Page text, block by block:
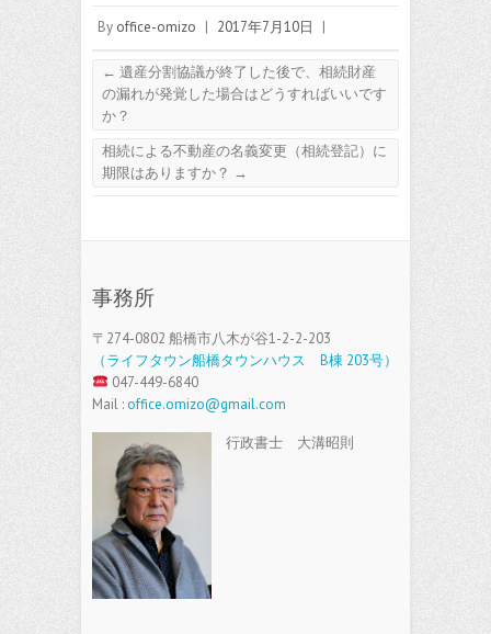
By office-omizo | 2017年7月10日 |
← 遺産分割協議が終了した後で、相続財産
の漏れが発覚した場合はどうすればいいです
か？
相続による不動産の名義変更（相続登記）に
期限はありますか？ →
事務所
〒274-0802 船橋市八木が谷1-2-2-203
（ライフタウン船橋タウンハウス B棟 203号）
047-449-6840
Mail :office.omizo@gmail.com
行政書士 大溝昭則